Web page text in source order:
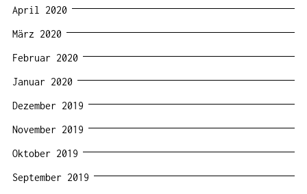
April 2020
März 2020
Februar 2020
Januar 2020
Dezember 2019
November 2019
Oktober 2019
September 2019